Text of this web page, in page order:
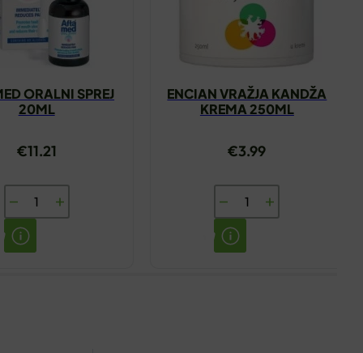
ORALNI SPREJ
20ML
€11.21
AFTAMED
ORALNI
SPREJ
ENCIAN VRAŽJA KANDŽA
KREMA 250ML
€3.99
ENCIAN
VRAŽJA
KANDŽA